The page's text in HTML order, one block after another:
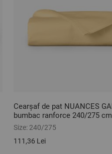
Cearșaf de pat NUANCES
bumbac ranforce 240/275 cm
Size: 240/275
111,36 Lei